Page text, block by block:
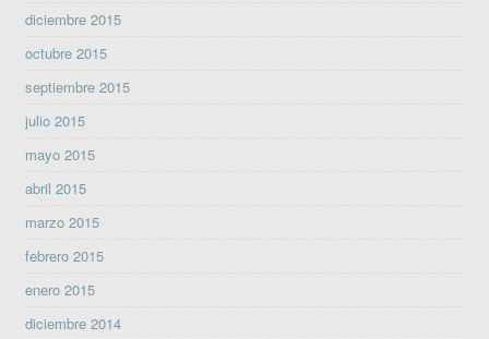
diciembre 2015
octubre 2015
septiembre 2015
julio 2015
mayo 2015
abril 2015
marzo 2015
febrero 2015
enero 2015
diciembre 2014